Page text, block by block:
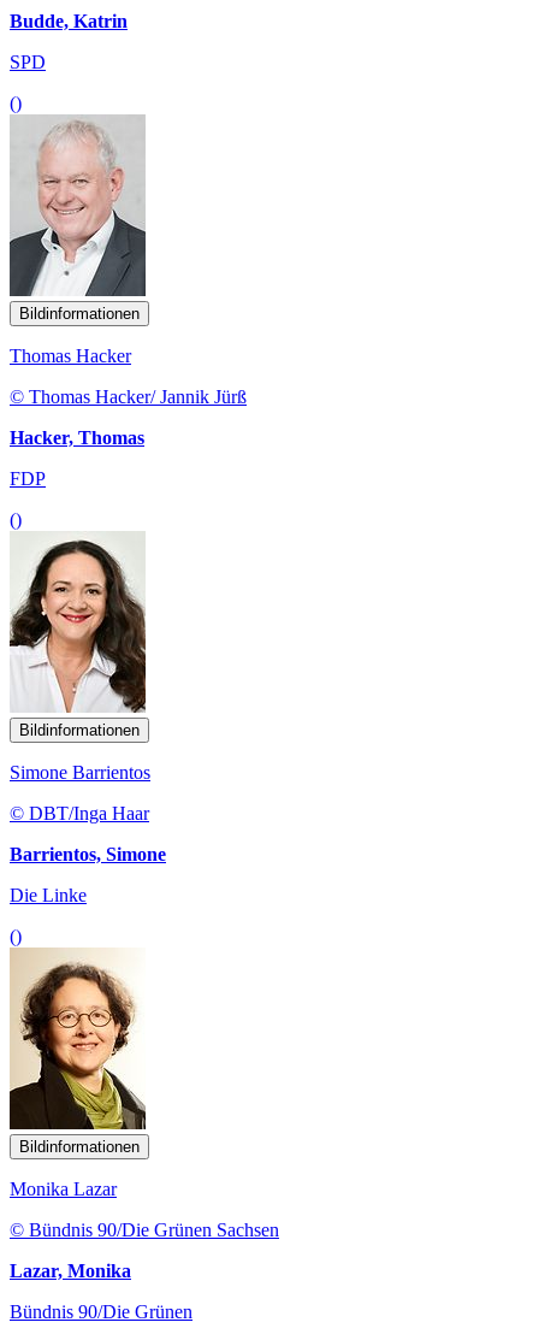
Budde, Katrin
SPD
()
Bildinformationen
Thomas Hacker
© Thomas Hacker/ Jannik Jürß
Hacker, Thomas
FDP
()
Bildinformationen
Simone Barrientos
© DBT/Inga Haar
Barrientos, Simone
Die Linke
()
Bildinformationen
Monika Lazar
© Bündnis 90/Die Grünen Sachsen
Lazar, Monika
Bündnis 90/Die Grünen